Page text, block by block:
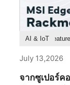
และความปร
สาย ทุกพื้นผิว
ไตร่ตรองมาเ
กาลเวลามา
เป็นมากกว่าเ
โครงสร้างแล
Product Feature
AI & IoT
July 13,2026
จากซูเปอร์ค